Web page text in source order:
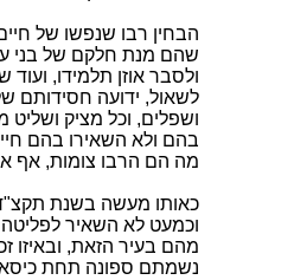
הבחין רבו שנפשו של חיים
שהם מנת חלקם של בני
ולסבר אוזן תלמידו,
לשאול, ידועה חסידותם
ושפלים, וכל מציק
בהם ולא השאירו בהם
מה הם הרבו צומות, אף
כאותו מעשה בשנת
וכמעט לא השאיר
מהם בעיר הזאת, ובאיזו
נשמתם ספונה תחת